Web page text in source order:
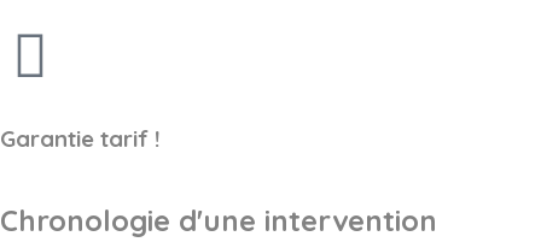
Garantie tarif !
Chronologie d'une intervention